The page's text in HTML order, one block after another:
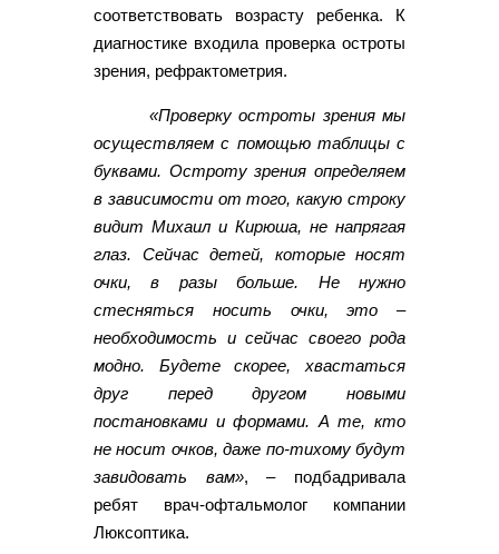
соответствовать возрасту ребенка. К
диагностике входила проверка остроты
зрения, рефрактометрия.
«Проверку остроты зрения мы
осуществляем с помощью таблицы с
буквами. Остроту зрения определяем
в зависимости от того, какую строку
видит Михаил и Кирюша, не напрягая
глаз. Сейчас детей, которые носят
очки, в разы больше. Не нужно
стесняться носить очки, это –
необходимость и сейчас своего рода
модно. Будете скорее, хвастаться
друг перед другом новыми
постановками и формами. А те, кто
не носит очков, даже по-тихому будут
завидовать вам», – подбадривала
ребят врач-офтальмолог компании
Люксоптика.